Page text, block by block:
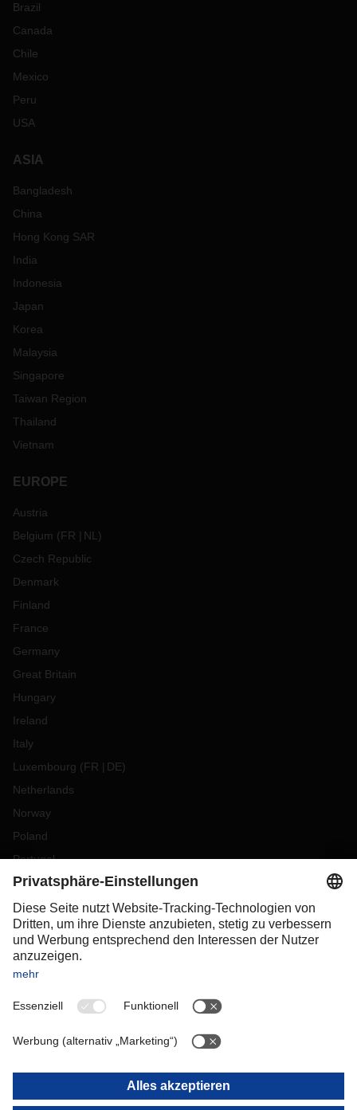
Brazil
Canada
Chile
Mexico
Peru
USA
ASIA
Bangladesh
China
Hong Kong SAR
India
Indonesia
Japan
Korea
Malaysia
Singapore
Taiwan Region
Thailand
Vietnam
EUROPE
Austria
Belgium (FR NL )
Czech Republic
Denmark
Finland
France
Germany
Great Britain
Hungary
Ireland
Italy
Luxembourg (FR DE)
Netherlands
Norway
Poland
Portugal
Romania
Slovakia
Spain
Sweden
Switzerland
OCEANIA